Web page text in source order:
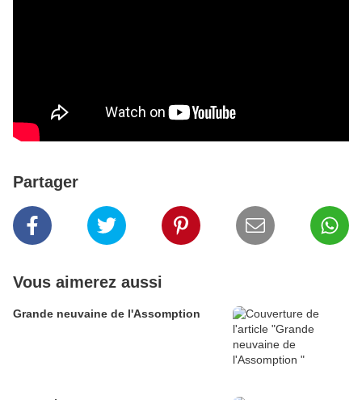
Partager
Vous aimerez aussi
Grande neuvaine de l'Assomption